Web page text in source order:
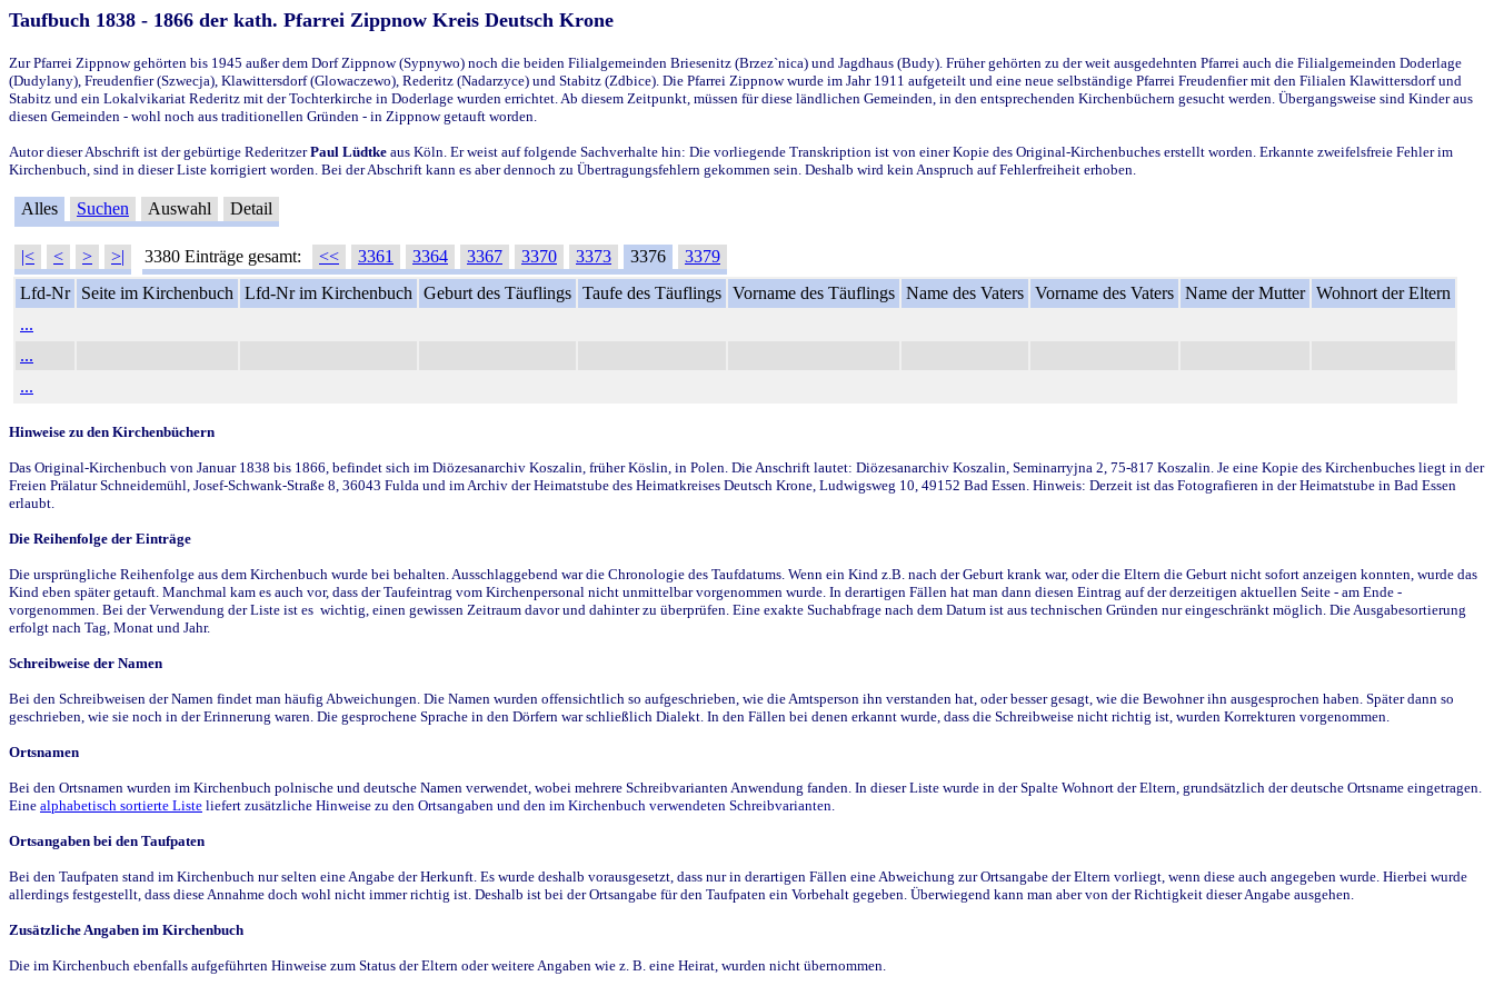
Taufbuch 1838 - 1866 der kath. Pfarrei Zippnow Kreis Deutsch Krone
Zur Pfarrei Zippnow gehörten bis 1945 außer dem Dorf Zippnow (Sypnywo) noch die beiden Filialgemeinden Briesenitz (Brzez`nica) und Jagdhaus (Budy). Früher gehörten zu der weit ausgedehnten Pfarrei auch die Filialgemeinden Doderlage
(Dudylany), Freudenfier (Szwecja), Klawittersdorf (Glowaczewo), Rederitz (Nadarzyce) und Stabitz (Zdbice). Die Pfarrei Zippnow wurde im Jahr 1911 aufgeteilt und eine neue selbständige Pfarrei Freudenfier mit den Filialen Klawittersdorf und
Stabitz und ein Lokalvikariat Rederitz mit der Tochterkirche in Doderlage wurden errichtet. Ab diesem Zeitpunkt, müssen für diese ländlichen Gemeinden, in den entsprechenden Kirchenbüchern gesucht werden. Übergangsweise sind Kinder aus
diesen Gemeinden - wohl noch aus traditionellen Gründen - in Zippnow getauft worden.
Autor dieser Abschrift ist der gebürtige RederitzerPaul Lüdtke aus Köln. Er weist auf folgende Sachverhalte hin: Die vorliegende Transkription ist von einer Kopie des Original-Kirchenbuches erstellt worden. Erkannte zweifelsfreie Fehler im
Kirchenbuch, sind in dieser Liste korrigiert worden. Bei der Abschrift kann es aber dennoch zu Übertragungsfehlern gekommen sein. Deshalb wird kein Anspruch auf Fehlerfreiheit erhoben.
Alles Suchen Auswahl Detail
|< < > >| 3380 Einträge gesamt: << 3361 3364 3367 3370 3373 3376
3379
Lfd-Nr
Seite im Kirchenbuch Lfd-Nr im Kirchenbuch Geburt des Täuflings Taufe des Täuflings Vorname des Täuflings Name des Vaters Vorname des Vaters Name der Mutter Wohnort der Eltern
...
...
...
Hinweise zu den Kirchenbüchern
Das Original-Kirchenbuch von Januar 1838 bis 1866, befindet sich im Diözesanarchiv Koszalin, früher Köslin, in Polen. Die Anschrift lautet: Diözesanarchiv Koszalin, Seminarryjna 2, 75-817 Koszalin. Je eine Kopie des Kirchenbuches liegt in der
Freien Prälatur Schneidemühl, Josef-Schwank-Straße 8, 36043 Fulda und im Archiv der Heimatstube des Heimatkreises Deutsch Krone, Ludwigsweg 10, 49152 Bad Essen. Hinweis: Derzeit ist das Fotografieren in der Heimatstube in Bad Essen
erlaubt.
Die Reihenfolge der Einträge
Die ursprüngliche Reihenfolge aus dem Kirchenbuch wurde bei behalten. Ausschlaggebend war die Chronologie des Taufdatums. Wenn ein Kind z.B. nach der Geburt krank war, oder die Eltern die Geburt nicht sofort anzeigen konnten, wurde das
Kind eben später getauft. Manchmal kam es auch vor, dass der Taufeintrag vom Kirchenpersonal nicht unmittelbar vorgenommen wurde. In derartigen Fällen hat man dann diesen Eintrag auf der derzeitigen aktuellen Seite - am Ende -
vorgenommen. Bei der Verwendung der Liste ist es wichtig, einen gewissen Zeitraum davor und dahinter zu überprüfen. Eine exakte Suchabfrage nach dem Datum ist aus technischen Gründen nur eingeschränkt möglich. Die Ausgabesortierung
erfolgt nach Tag, Monat und Jahr.
Schreibweise der Namen
Bei den Schreibweisen der Namen findet man häufig Abweichungen. Die Namen wurden offensichtlich so aufgeschrieben, wie die Amtsperson ihn verstanden hat, oder besser gesagt, wie die Bewohner ihn ausgesprochen haben. Später dann so
geschrieben, wie sie noch in der Erinnerung waren. Die gesprochene Sprache in den Dörfern war schließlich Dialekt. In den Fällen bei denen erkannt wurde, dass die Schreibweise nicht richtig ist, wurden Korrekturen vorgenommen.
Ortsnamen
Bei den Ortsnamen wurden im Kirchenbuch polnische und deutsche Namen verwendet, wobei mehrere Schreibvarianten Anwendung fanden. In dieser Liste wurde in der Spalte Wohnort der Eltern, grundsätzlich der deutsche Ortsname eingetragen.
Eine alphabetisch sortierte Liste liefert zusätzliche Hinweise zu den Ortsangaben und den im Kirchenbuch verwendeten Schreibvarianten.
Ortsangaben bei den Taufpaten
Bei den Taufpaten stand im Kirchenbuch nur selten eine Angabe der Herkunft. Es wurde deshalb vorausgesetzt, dass nur in derartigen Fällen eine Abweichung zur Ortsangabe der Eltern vorliegt, wenn diese auch angegeben wurde. Hierbei wurde
allerdings festgestellt, dass diese Annahme doch wohl nicht immer richtig ist. Deshalb ist bei der Ortsangabe für den Taufpaten ein Vorbehalt gegeben. Überwiegend kann man aber von der Richtigkeit dieser Angabe ausgehen.
Zusätzliche Angaben im Kirchenbuch
Die im Kirchenbuch ebenfalls aufgeführten Hinweise zum Status der Eltern oder weitere Angaben wie z. B. eine Heirat, wurden nicht übernommen.